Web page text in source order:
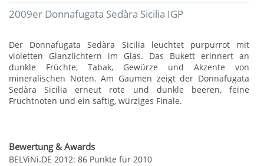
2009er Donnafugata Sedàra Sicilia IGP
Der Donnafugata Sedàra Sicilia leuchtet purpurrot mit
violetten Glanzlichtern im Glas. Das Bukett erinnert an
dunkle Früchte, Tabak, Gewürze und Akzente von
mineralischen Noten. Am Gaumen zeigt der Donnafugata
Sedàra Sicilia erneut rote und dunkle beeren, feine
Fruchtnoten und ein saftig, würziges Finale.
Bewertung & Awards
BELViNi.DE 2012: 86 Punkte für 2010